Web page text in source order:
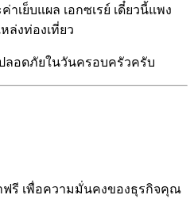
าเย็บแผล เอกซเรย์ เดี๋ยวนี้แพง
ล่งท่องเที่ยว
อดภัยในวันครอบครัวครับ
ฟรี เพื่อความมั่นคงของธุรกิจคุณ